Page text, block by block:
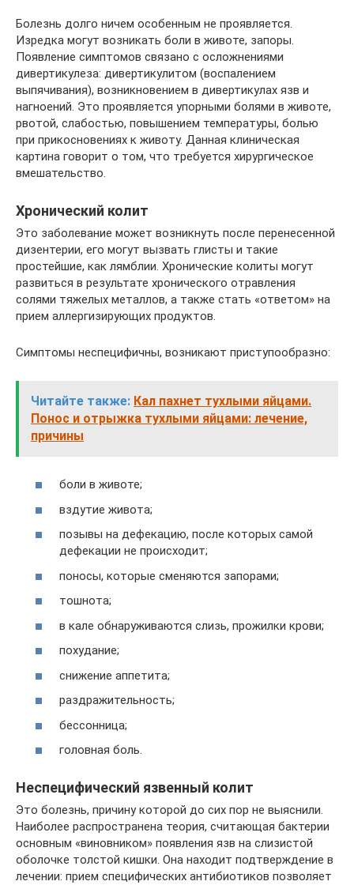
Болезнь долго ничем особенным не проявляется.
Изредка могут возникать боли в животе, запоры.
Появление симптомов связано с осложнениями
дивертикулеза: дивертикулитом (воспалением
выпячивания), возникновением в дивертикулах язв и
нагноений. Это проявляется упорными болями в животе,
рвотой, слабостью, повышением температуры, болью
при прикосновениях к животу. Данная клиническая
картина говорит о том, что требуется хирургическое
вмешательство.
Хронический колит
Это заболевание может возникнуть после перенесенной
дизентерии, его могут вызвать глисты и такие
простейшие, как лямблии. Хронические колиты могут
развиться в результате хронического отравления
солями тяжелых металлов, а также стать «ответом» на
прием аллергизирующих продуктов.
Симптомы неспецифичны, возникают приступообразно:
Читайте также: Кал пахнет тухлыми яйцами.
Понос и отрыжка тухлыми яйцами: лечение,
причины
боли в животе;
вздутие живота;
позывы на дефекацию, после которых самой
дефекации не происходит;
поносы, которые сменяются запорами;
тошнота;
в кале обнаруживаются слизь, прожилки крови;
похудание;
снижение аппетита;
раздражительность;
бессонница;
головная боль.
Неспецифический язвенный колит
Это болезнь, причину которой до сих пор не выяснили.
Наиболее распространена теория, считающая бактерии
основным «виновником» появления язв на слизистой
оболочке толстой кишки. Она находит подтверждение в
лечении: прием специфических антибиотиков позволяет